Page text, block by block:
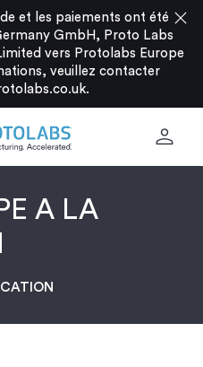
et les paiements ont été
GmbH, Proto Labs
vers Protolabs Europe
veuillez contacter
.
close
person
A LA